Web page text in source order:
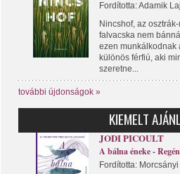
Fordította: Adamik
Nincshof, az
falvacska nem
ezen munkálkodnak
különös férfiú, aki
szeretne...
további újdonságok »
KIEMELT
JODI PICOULT
A bálna éneke -
Fordította: